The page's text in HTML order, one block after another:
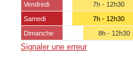
Vendredi
7h - 12h30
Samedi
7h - 12h30
Dimanche
8h - 12h30
Signaler une erreur